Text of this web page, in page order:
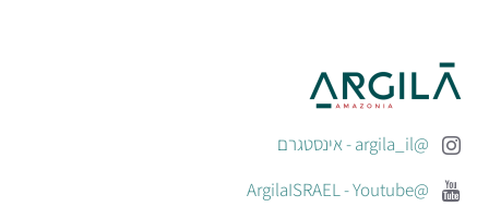
@argila_il - אינסטגרם
@ArgilaISRAEL - Youtube